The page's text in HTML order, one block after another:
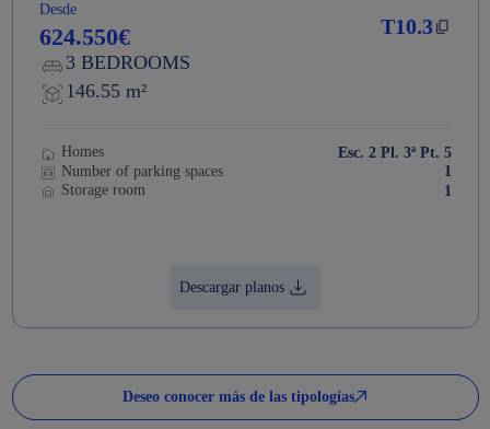
T10.3
Desde
624.550€
3 BEDROOMS
146.55 m²
Homes
Esc. 2 Pl. 3ª Pt. 5
Number of parking spaces
1
Storage room
1
Descargar planos
Deseo conocer más de las tipologías